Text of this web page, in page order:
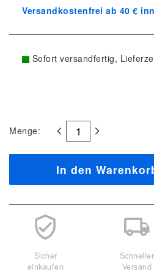
Versandkostenfrei ab 40 €
Sofort versandfertig,
Menge:
In den
Sicher
einkaufen
Schneller
Versand